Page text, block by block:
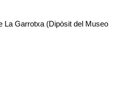
La Garrotxa (Dipòsit del Museo